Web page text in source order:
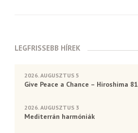
LEGFRISSEBB HÍREK
2026. AUGUSZTUS 5
Give Peace a Chance – Hiroshima 81
2026. AUGUSZTUS 3
Mediterrán harmóniák